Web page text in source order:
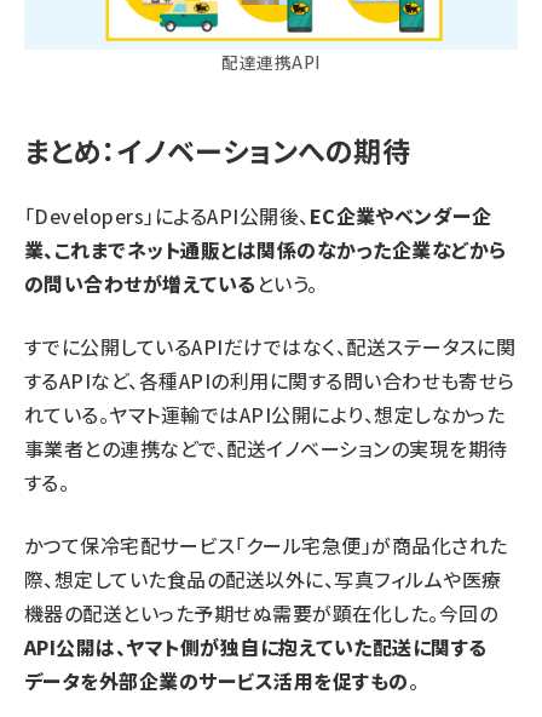
配達連携API
まとめ：イノベーションへの期待
「Developers」によるAPI公開後、EC企業やベンダー企
業、これまでネット通販とは関係のなかった企業などから
の問い合わせが増えている という。
すでに公開しているAPIだけではなく、配送ステータスに関
するAPIなど、各種APIの利用に関する問い合わせも寄せら
れている。ヤマト運輸ではAPI公開により、想定しなかった
事業者との連携などで、配送イノベーションの実現を期待
する。
かつて保冷宅配サービス「クール宅急便」が商品化された
際、想定していた食品の配送以外に、写真フィルムや医療
機器の配送といった予期せぬ需要が顕在化した。今回の
API公開は、ヤマト側が独自に抱えていた配送に関する
データを外部企業のサービス活用を促すもの。